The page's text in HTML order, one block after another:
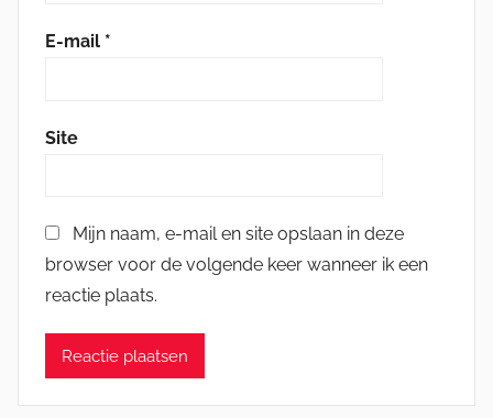
E-mail *
Site
Mijn naam, e-mail en site opslaan in deze
browser voor de volgende keer wanneer ik een
reactie plaats.